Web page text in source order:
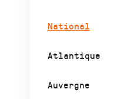
National
Atlantique
Auvergne